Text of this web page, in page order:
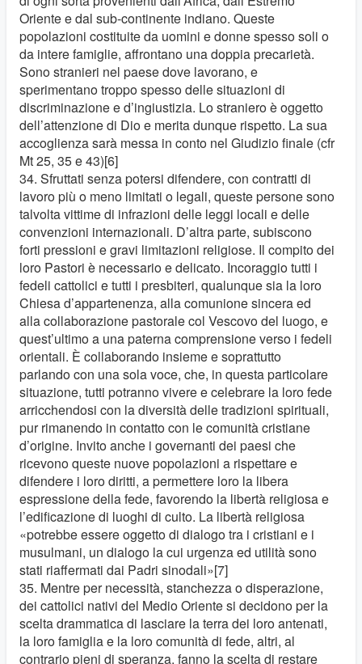
Oriente e dal sub-continente indiano. Queste
popolazioni costituite da uomini e donne spesso soli o
da intere famiglie, affrontano una doppia precarietà.
Sono stranieri nel paese dove lavorano, e
sperimentano troppo spesso delle situazioni di
discriminazione e d’ingiustizia. Lo straniero è oggetto
dell’attenzione di Dio e merita dunque rispetto. La sua
accoglienza sarà messa in conto nel Giudizio finale (cfr
Mt 25, 35 e 43)[6]
34. Sfruttati senza potersi difendere, con contratti di
lavoro più o meno limitati o legali, queste persone sono
talvolta vittime di infrazioni delle leggi locali e delle
convenzioni internazionali. D’altra parte, subiscono
forti pressioni e gravi limitazioni religiose. Il compito dei
loro Pastori è necessario e delicato. Incoraggio tutti i
fedeli cattolici e tutti i presbiteri, qualunque sia la loro
Chiesa d’appartenenza, alla comunione sincera ed
alla collaborazione pastorale col Vescovo del luogo, e
quest’ultimo a una paterna comprensione verso i fedeli
orientali. È collaborando insieme e soprattutto
parlando con una sola voce, che, in questa particolare
situazione, tutti potranno vivere e celebrare la loro fede
arricchendosi con la diversità delle tradizioni spirituali,
pur rimanendo in contatto con le comunità cristiane
d’origine. Invito anche i governanti dei paesi che
ricevono queste nuove popolazioni a rispettare e
difendere i loro diritti, a permettere loro la libera
espressione della fede, favorendo la libertà religiosa e
l’edificazione di luoghi di culto. La libertà religiosa
«potrebbe essere oggetto di dialogo tra i cristiani e i
musulmani, un dialogo la cui urgenza ed utilità sono
stati riaffermati dai Padri sinodali»[7]
35. Mentre per necessità, stanchezza o disperazione,
dei cattolici nativi del Medio Oriente si decidono per la
scelta drammatica di lasciare la terra dei loro antenati,
la loro famiglia e la loro comunità di fede, altri, al
contrario pieni di speranza, fanno la scelta di restare